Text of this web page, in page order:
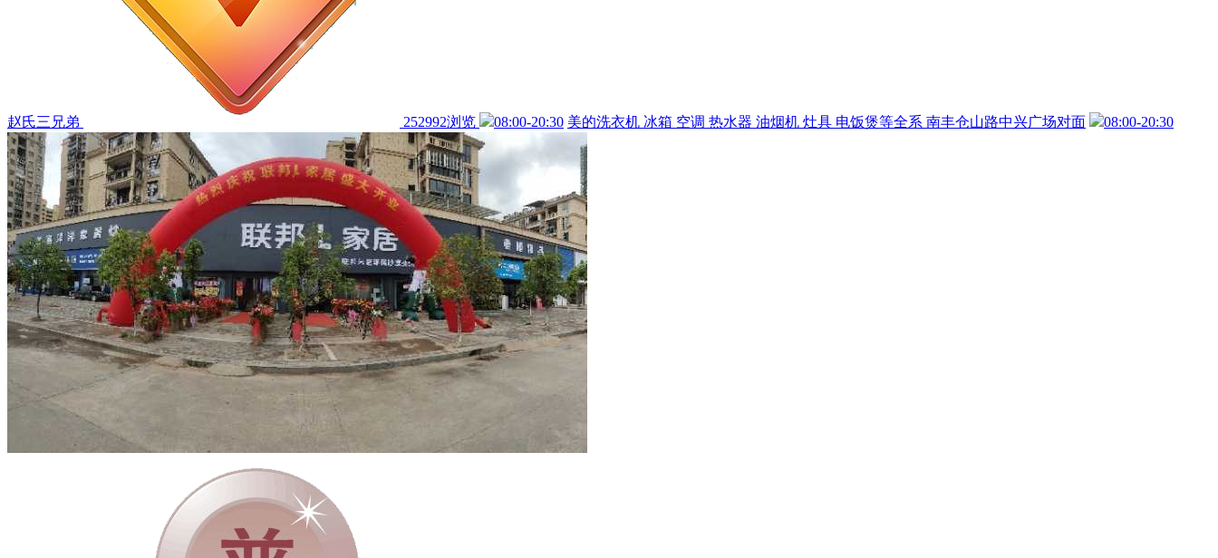
赵氏三兄弟 252992浏览 08:00-20:30 美的洗衣机 冰箱 空调 热水器 油烟机 灶具 电饭煲等全系 南丰仓山路中兴广场对面 08:00-20:30